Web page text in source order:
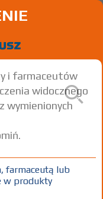
30 ml Doustnie
i farmaceutów
widocznego
wymienionych
farmaceutą lub
w produkty